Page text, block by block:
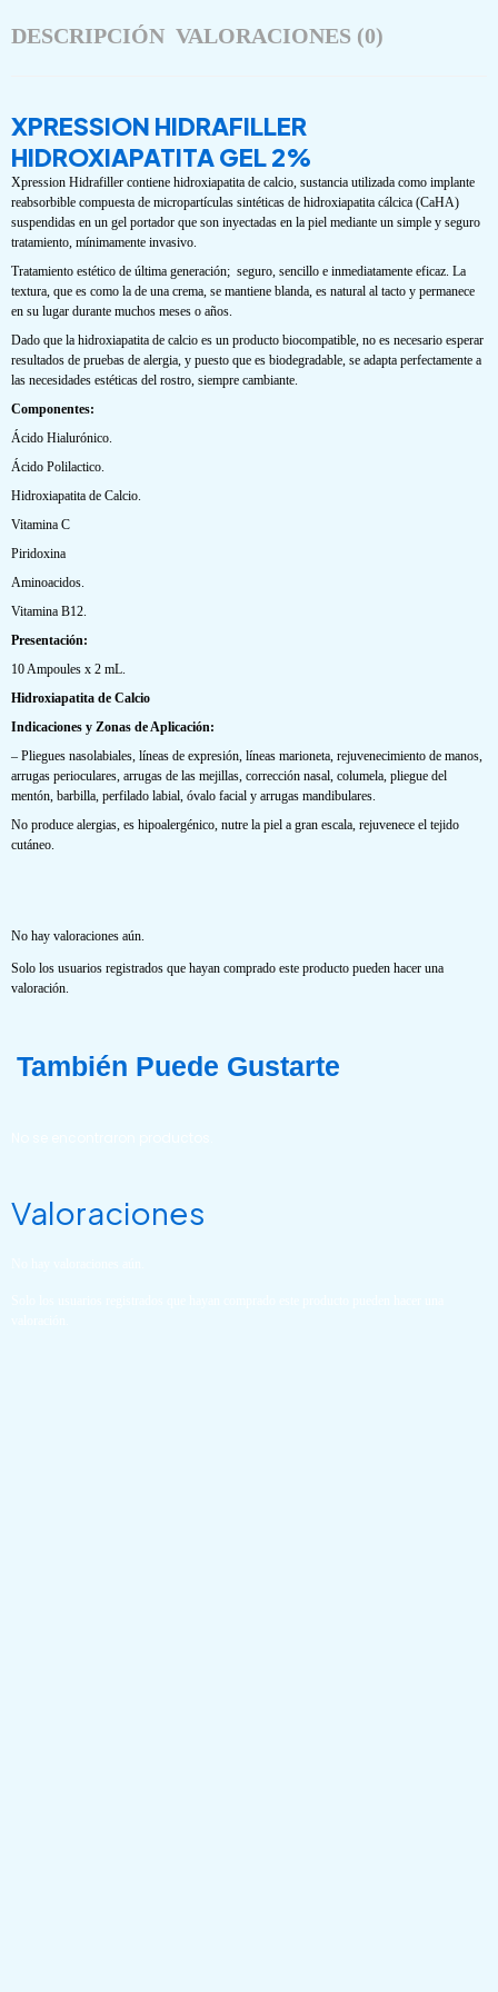
DESCRIPCIÓN VALORACIONES (0)
XPRESSION HIDRAFILLER
HIDROXIAPATITA GEL 2%
Xpression Hidrafiller contiene hidroxiapatita de calcio, sustancia utilizada como implante
reabsorbible compuesta de micropartículas sintéticas de hidroxiapatita cálcica (CaHA)
suspendidas en un gel portador que son inyectadas en la piel mediante un simple y seguro
tratamiento, mínimamente invasivo.
Tratamiento estético de última generación; seguro, sencillo e inmediatamente eficaz. La
textura, que es como la de una crema, se mantiene blanda, es natural al tacto y permanece
en su lugar durante muchos meses o años.
Dado que la hidroxiapatita de calcio es un producto biocompatible, no es necesario esperar
resultados de pruebas de alergia, y puesto que es biodegradable, se adapta perfectamente a
las necesidades estéticas del rostro, siempre cambiante.
Componentes:
Ácido Hialurónico.
Ácido Polilactico.
Hidroxiapatita de Calcio.
Vitamina C
Piridoxina
Aminoacidos.
Vitamina B12.
Presentación:
10 Ampoules x 2 mL.
Hidroxiapatita de Calcio
Indicaciones y Zonas de Aplicación:
– Pliegues nasolabiales, líneas de expresión, líneas marioneta, rejuvenecimiento de manos,
arrugas perioculares, arrugas de las mejillas, corrección nasal, columela, pliegue del
mentón, barbilla, perfilado labial, óvalo facial y arrugas mandibulares.
No produce alergias, es hipoalergénico, nutre la piel a gran escala, rejuvenece el tejido
cutáneo.
No hay valoraciones aún.
Solo los usuarios registrados que hayan comprado este producto pueden hacer una
valoración.
También Puede Gustarte
Valoraciones